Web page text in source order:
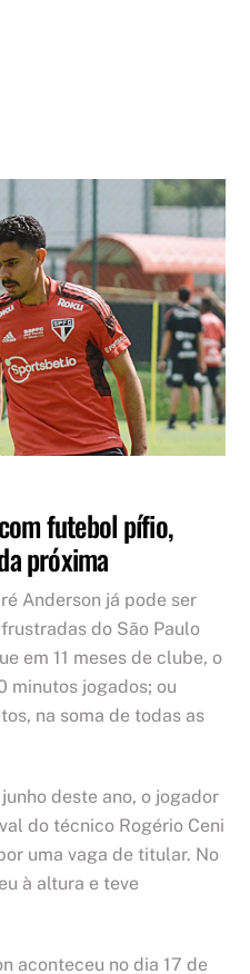
futebol pífio,
próxima
Anderson já pode ser
do São Paulo
em 11 meses de clube, o
minutos jogados; ou
na soma de todas as
deste ano, o jogador
do técnico Rogério Ceni
uma vaga de titular. No
à altura e teve
aconteceu no dia 17 de